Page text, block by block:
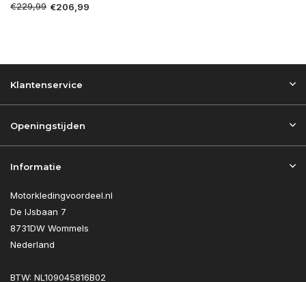
€229,99 €206,99
Klantenservice
Openingstijden
Informatie
Motorkledingvoordeel.nl
De IJsbaan 7
8731DW Wommels
Nederland
BTW: NL109045816B02